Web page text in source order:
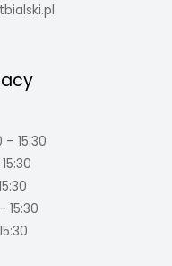
– 15:30
15:30